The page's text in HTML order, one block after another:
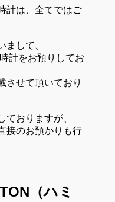
計は、全てではご
まして、
計をお預りしてお
させて頂いており
ておりますが、
接のお預かりも行
（ハミ